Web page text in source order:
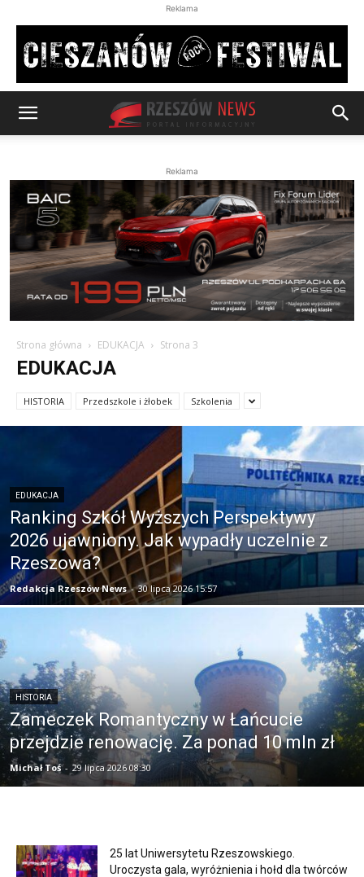
Reklama
Reklama
Strona główna EDUKACJA Strona 3
EDUKACJA
HISTORIA Przedszkole i żłobek Szkolenia
EDUKACJA
Ranking Szkół Wyższych Perspektywy
2026 ujawniony. Jak wypadły uczelnie z
Rzeszowa?
Redakcja Rzeszów News - 30 lipca 2026 15:57
HISTORIA
Zameczek Romantyczny w Łańcucie
przejdzie renowację. Za ponad 10 mln zł
Michał Toś - 29 lipca 2026 08:30
25 lat Uniwersytetu Rzeszowskiego.
Uroczysta gala, wyróżnienia i hołd dla twórców